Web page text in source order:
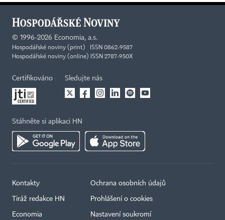
© 1996-2026 Economia, a.s.
Hospodářské noviny (print) ISSN 0862-9587
Hospodářské noviny (online) ISSN 2787-950X
Certifikováno Sledujte nás
Stáhněte si aplikaci HN
Kontakty
Tiráž redakce HN
Economia
Ochrana osobních údajů
Prohlášení o cookies
Nastavení soukromí